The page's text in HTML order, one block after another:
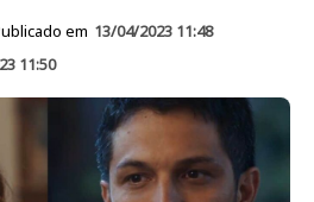
em 13/04/2023 11:48
11:50